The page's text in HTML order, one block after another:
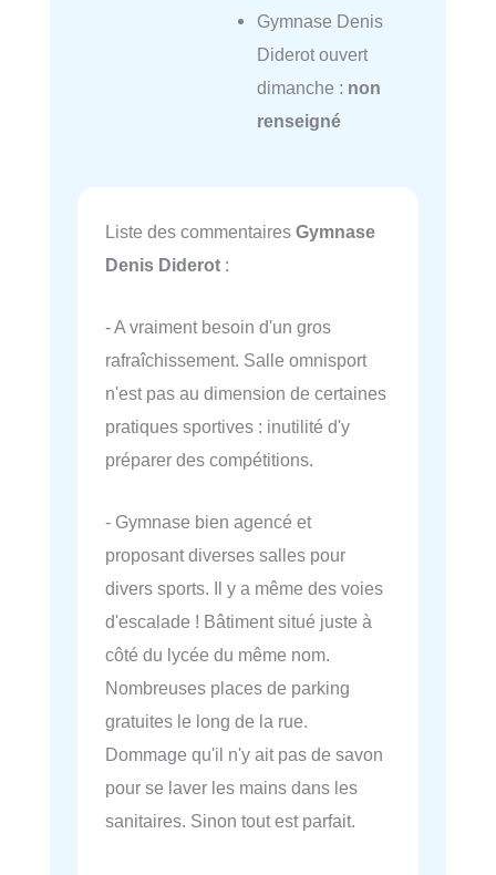
Gymnase Denis
Diderot ouvert
dimanche : non
renseigné
Liste des commentaires Gymnase
Denis Diderot :
- A vraiment besoin d'un gros
rafraîchissement. Salle omnisport
n'est pas au dimension de certaines
pratiques sportives : inutilité d'y
préparer des compétitions.
- Gymnase bien agencé et
proposant diverses salles pour
divers sports. Il y a même des voies
d'escalade ! Bâtiment situé juste à
côté du lycée du même nom.
Nombreuses places de parking
gratuites le long de la rue.
Dommage qu'il n'y ait pas de savon
pour se laver les mains dans les
sanitaires. Sinon tout est parfait.